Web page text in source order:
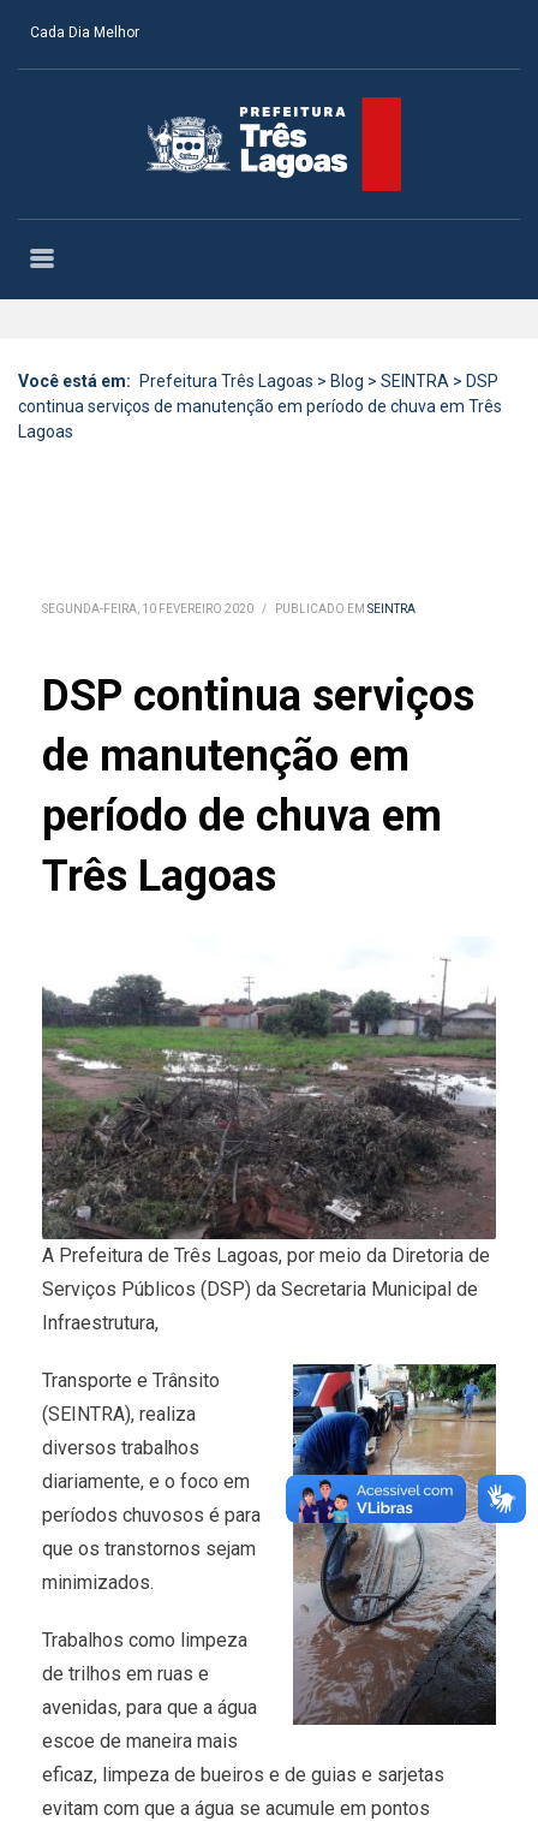
Cada Dia Melhor
Você está em: Prefeitura Três Lagoas > Blog > SEINTRA > DSP
continua serviços de manutenção em período de chuva em Três
Lagoas
SEGUNDA-FEIRA, 10 FEVEREIRO 2020 / PUBLICADO EM SEINTRA
DSP continua serviços
de manutenção em
período de chuva em
Três Lagoas
A Prefeitura de Três Lagoas, por meio da Diretoria de
Serviços Públicos (DSP) da Secretaria Municipal de
Infraestrutura,
Transporte e Trânsito
(SEINTRA), realiza
diversos trabalhos
diariamente, e o foco em
períodos chuvosos é para
que os transtornos sejam
minimizados.
Trabalhos como limpeza
de trilhos em ruas e
avenidas, para que a água
escoe de maneira mais
eficaz, limpeza de bueiros e de guias e sarjetas
evitam com que a água se acumule em pontos